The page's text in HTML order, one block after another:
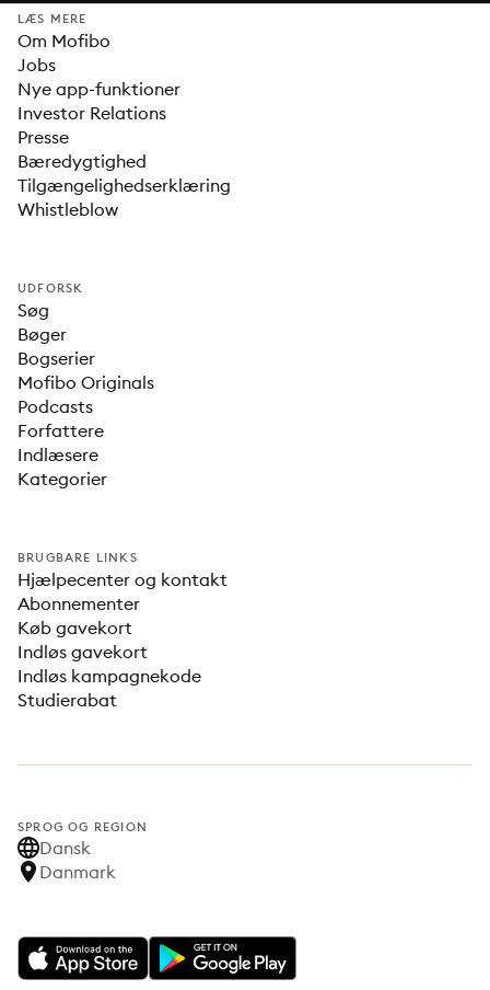
LÆS MERE
Om Mofibo
Jobs
Nye app-funktioner
Investor Relations
Presse
Bæredygtighed
Tilgængelighedserklæring
Whistleblow
UDFORSK
Søg
Bøger
Bogserier
Mofibo Originals
Podcasts
Forfattere
Indlæsere
Kategorier
BRUGBARE LINKS
Hjælpecenter og kontakt
Abonnementer
Køb gavekort
Indløs gavekort
Indløs kampagnekode
Studierabat
SPROG OG REGION
Dansk
Danmark